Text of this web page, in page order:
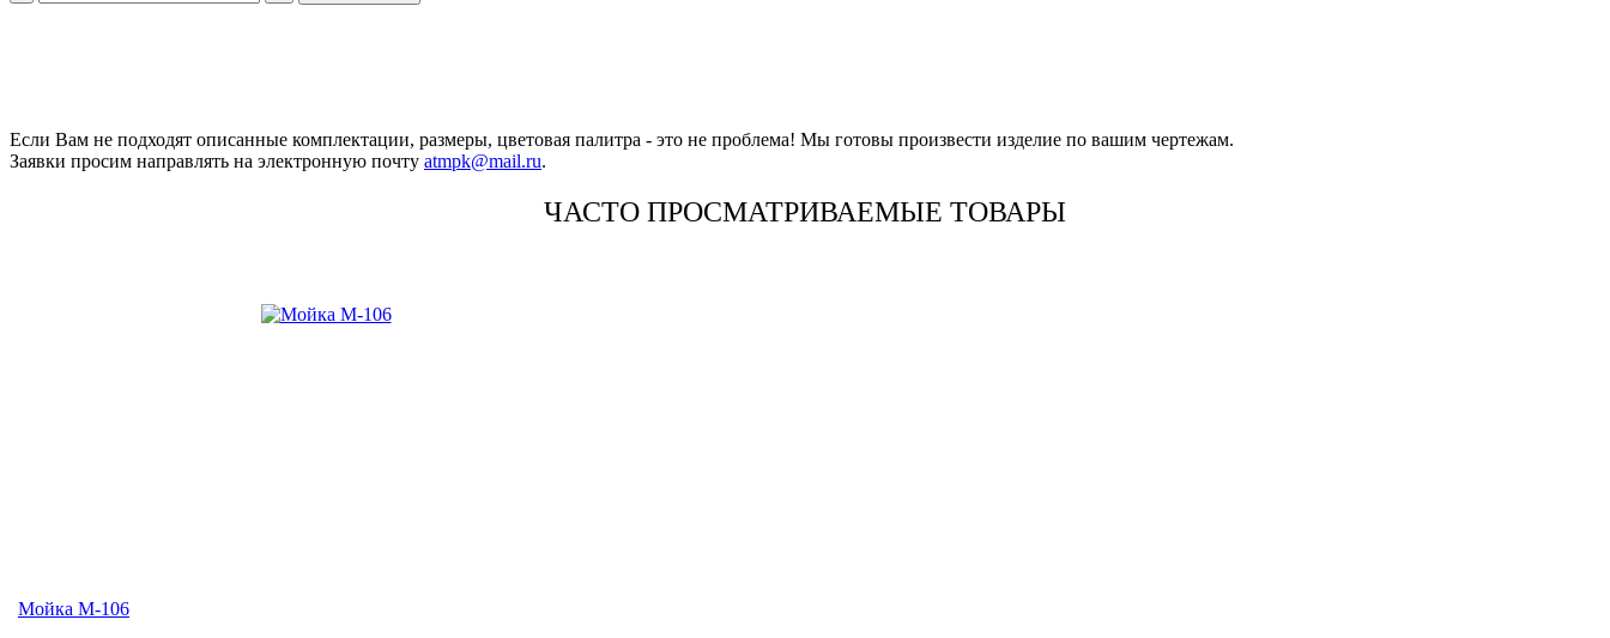
Если Вам не подходят описанные комплектации, размеры, цветовая палитра - это не проблема! Мы готовы произвести изделие по вашим чертежам.
Заявки просим направлять на электронную почту atmpk@mail.ru.
ЧАСТО ПРОСМАТРИВАЕМЫЕ ТОВАРЫ
Мойка М-106